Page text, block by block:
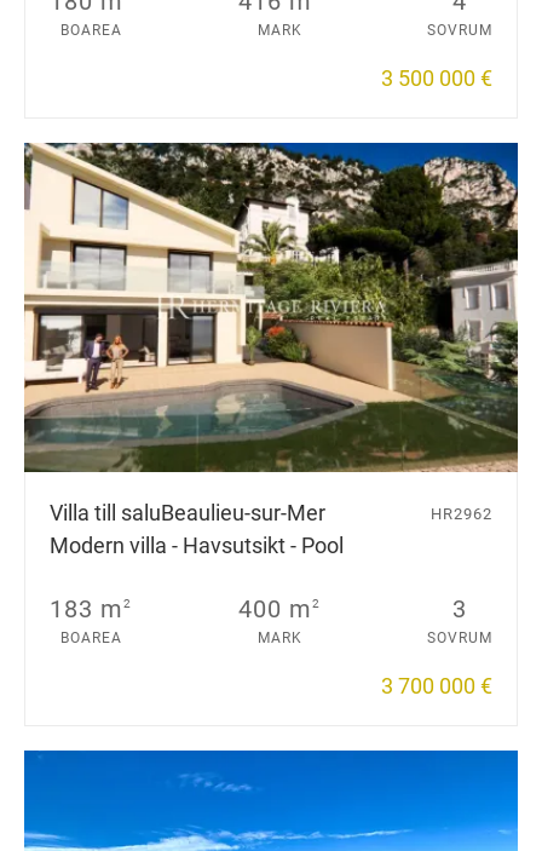
BOAREA MARK SOVRUM
3 500 000 €
Villa till saluBeaulieu-sur-Mer
Modern villa - Havsutsikt - Pool
HR2962
183 m2
BOAREA
400 m2
MARK
3
SOVRUM
3 700 000 €